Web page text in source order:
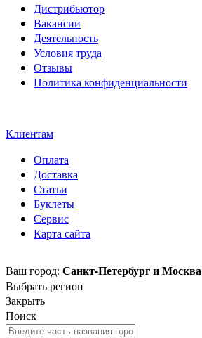
Дистрибьютор
Вакансии
Деятельность
Условия труда
Отзывы
Политика конфиденциальности
Клиентам
Оплата
Доставка
Статьи
Буклеты
Сервис
Карта сайта
Ваш город: Санкт-Петербург и Москва
Выбрать регион
Закрыть
Поиск